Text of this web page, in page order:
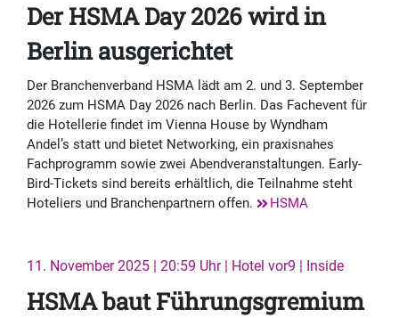
Der HSMA Day 2026 wird in
Berlin ausgerichtet
Der Branchenverband HSMA lädt am 2. und 3. September
2026 zum HSMA Day 2026 nach Berlin. Das Fachevent für
die Hotellerie findet im Vienna House by Wyndham
Andel’s statt und bietet Networking, ein praxisnahes
Fachprogramm sowie zwei Abendveranstaltungen. Early-
Bird-Tickets sind bereits erhältlich, die Teilnahme steht
Hoteliers und Branchenpartnern offen.
HSMA
11. November 2025 | 20:59 Uhr | Hotel vor9 | Inside
HSMA baut Führungsgremium